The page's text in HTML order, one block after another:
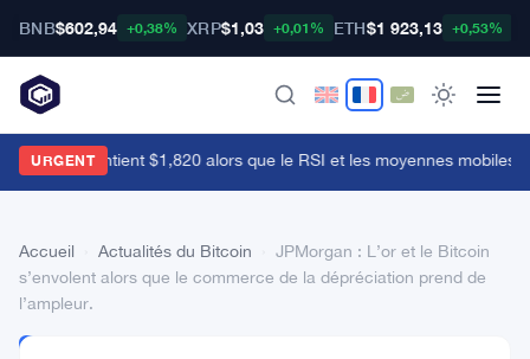
BNB$602,94 +0,38% XRP$1,03 +0,01% ETH$1 923,13 +0,53%
URGENTmaintient $1,820 alors que le RSI et les moyennes mobiles
Accueil Actualités du Bitcoin
JPMorgan : L’or et le Bitcoin
s’envolent alors que le commerce de la dépréciation prend de
l’ampleur.